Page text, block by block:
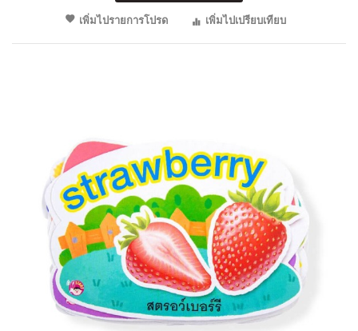
เพิ่มไปรายการโปรด
เพิ่มไปเปรียบเทียบ